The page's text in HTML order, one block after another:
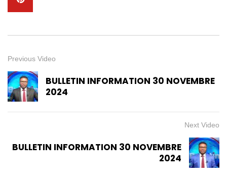
Previous Video
BULLETIN INFORMATION 30 NOVEMBRE
2024
Next Video
BULLETIN INFORMATION 30 NOVEMBRE
2024